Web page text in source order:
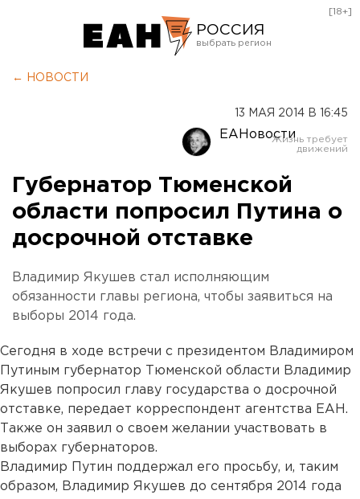
РОССИЯ
Оренбург
[18+]
← НОВОСТИ
13 МАЯ 2014 В 16:45
ЕАНовости
Губернатор Тюменской
области попросил Путина о
досрочной отставке
Владимир Якушев стал исполняющим
обязанности главы региона, чтобы заявиться на
выборы 2014 года.
Сегодня в ходе встречи с президентом Владимиром
Путиным губернатор Тюменской области Владимир
Якушев попросил главу государства о досрочной
отставке, передает корреспондент агентства ЕАН.
Также он заявил о своем желании участвовать в
выборах губернаторов.
Владимир Путин поддержал его просьбу, и, таким
образом, Владимир Якушев до сентября 2014 года